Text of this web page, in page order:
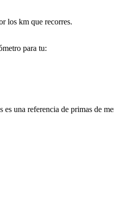
los km que recorres.
para tu:
una referencia de primas de